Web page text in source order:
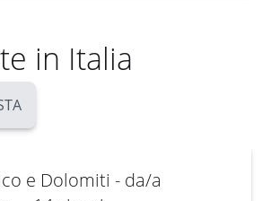
in Italia
e Dolomiti - da/a